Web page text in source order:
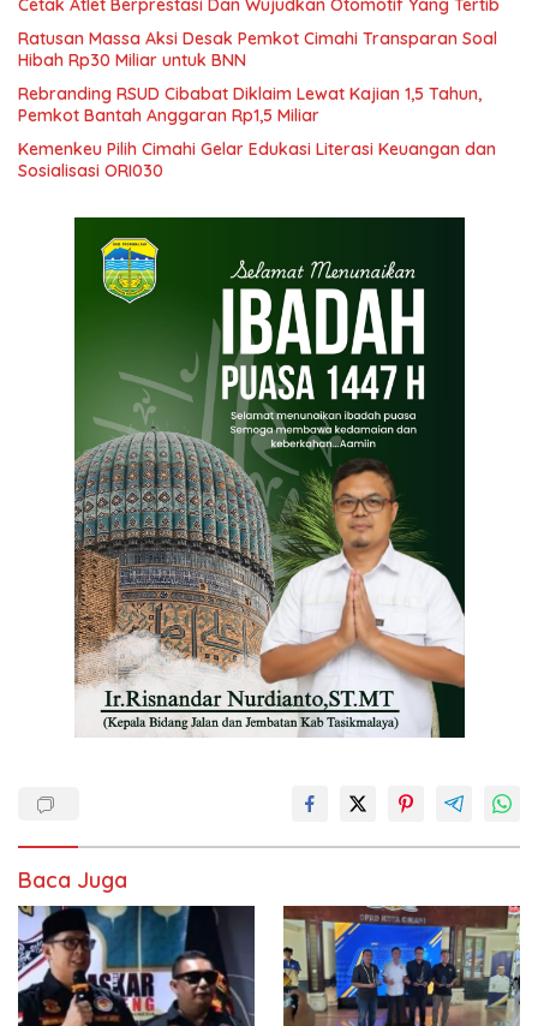
Cetak Atlet Berprestasi Dan Wujudkan Otomotif Yang Tertib
Ratusan Massa Aksi Desak Pemkot Cimahi Transparan Soal
Hibah Rp30 Miliar untuk BNN
Rebranding RSUD Cibabat Diklaim Lewat Kajian 1,5 Tahun,
Pemkot Bantah Anggaran Rp1,5 Miliar
Kemenkeu Pilih Cimahi Gelar Edukasi Literasi Keuangan dan
Sosialisasi ORI030
Baca Juga